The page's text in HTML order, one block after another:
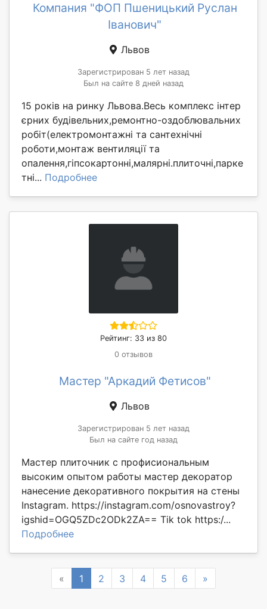
Компания "ФОП Пшеницький Руслан
Іванович"
Львов
Зарегистрирован 5 лет назад
Был на сайте 8 дней назад
15 років на ринку Львова.Весь комплекс інтер
єрних будівельних,ремонтно-оздоблювальних
робіт(електромонтажні та сантехнічні
роботи,монтаж вентиляції та
опалення,гіпсокартонні,малярні.плиточні,парке
тні... Подробнее
Рейтинг: 33 из 80
0 отзывов
Мастер "Аркадий Фетисов"
Львов
Зарегистрирован 5 лет назад
Был на сайте год назад
Мастер плиточник с профисиональным
высоким опытом работы мастер декоратор
нанесение декоративного покрытия на стены
Instagram. https://instagram.com/osnovastroy?
igshid=OGQ5ZDc2ODk2ZA== Tik tok https:/...
Подробнее
« Previous
1 2 3 4 5 6 »